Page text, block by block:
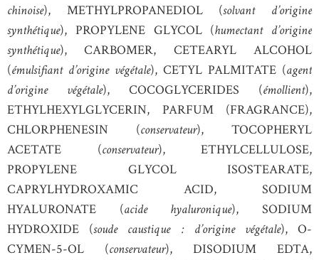
chinoise), METHYLPROPANEDIOL (solvant d’origine
synthétique), PROPYLENE GLYCOL (humectant d’origine
synthétique), CARBOMER, CETEARYL ALCOHOL
(émulsifiant d’origine végétale), CETYL PALMITATE (agent
d’origine végétale), COCOGLYCERIDES (émollient),
ETHYLHEXYLGLYCERIN, PARFUM (FRAGRANCE),
CHLORPHENESIN (conservateur), TOCOPHERYL
ACETATE (conservateur), ETHYLCELLULOSE,
PROPYLENE GLYCOL ISOSTEARATE,
CAPRYLHYDROXAMIC ACID, SODIUM
HYALURONATE (acide hyaluronique), SODIUM
HYDROXIDE (soude caustique : d’origine végétale), O-
CYMEN-5-OL (conservateur), DISODIUM EDTA,